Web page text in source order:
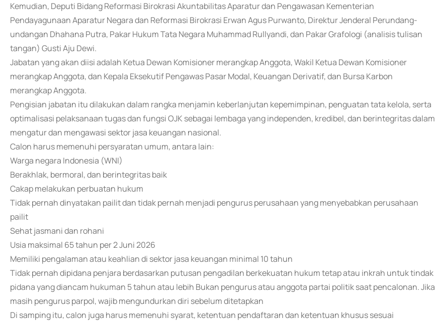
Kemudian, Deputi Bidang Reformasi Birokrasi Akuntabilitas Aparatur dan Pengawasan Kementerian
Pendayagunaan Aparatur Negara dan Reformasi Birokrasi Erwan Agus Purwanto, Direktur Jenderal Perundang-
undangan Dhahana Putra, Pakar Hukum Tata Negara Muhammad Rullyandi, dan Pakar Grafologi (analisis tulisan
tangan) Gusti Aju Dewi.
Jabatan yang akan diisi adalah Ketua Dewan Komisioner merangkap Anggota, Wakil Ketua Dewan Komisioner
merangkap Anggota, dan Kepala Eksekutif Pengawas Pasar Modal, Keuangan Derivatif, dan Bursa Karbon
merangkap Anggota.
Pengisian jabatan itu dilakukan dalam rangka menjamin keberlanjutan kepemimpinan, penguatan tata kelola, serta
optimalisasi pelaksanaan tugas dan fungsi OJK sebagai lembaga yang independen, kredibel, dan berintegritas dalam
mengatur dan mengawasi sektor jasa keuangan nasional.
Calon harus memenuhi persyaratan umum, antara lain:
Warga negara Indonesia (WNI)
Berakhlak, bermoral, dan berintegritas baik
Cakap melakukan perbuatan hukum
Tidak pernah dinyatakan pailit dan tidak pernah menjadi pengurus perusahaan yang menyebabkan perusahaan
pailit
Sehat jasmani dan rohani
Usia maksimal 65 tahun per 2 Juni 2026
Memiliki pengalaman atau keahlian di sektor jasa keuangan minimal 10 tahun
Tidak pernah dipidana penjara berdasarkan putusan pengadilan berkekuatan hukum tetap atau inkrah untuk tindak
pidana yang diancam hukuman 5 tahun atau lebih Bukan pengurus atau anggota partai politik saat pencalonan. Jika
masih pengurus parpol, wajib mengundurkan diri sebelum ditetapkan
Di samping itu, calon juga harus memenuhi syarat, ketentuan pendaftaran dan ketentuan khusus sesuai